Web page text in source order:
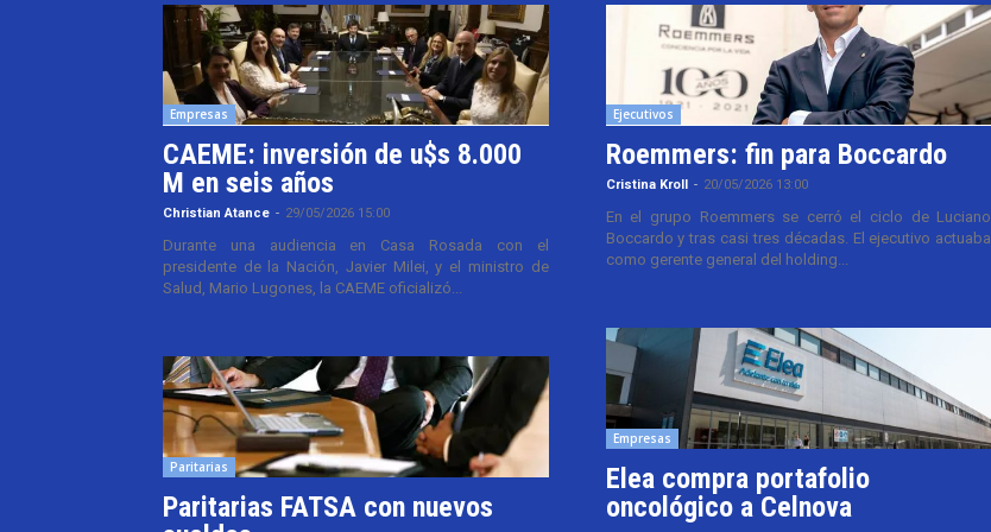
Empresas
CAEME: inversión de u$s 8.000
M en seis años
Christian Atance - 29/05/2026 15:00
Durante una audiencia en Casa Rosada con el
presidente de la Nación, Javier Milei, y el ministro de
Salud, Mario Lugones, la CAEME oficializó...
Paritarias
Paritarias FATSA con nuevos
Ejecutivos
Roemmers: fin para Boccardo
Cristina Kroll - 20/05/2026 13:00
En el grupo Roemmers se cerró el ciclo de Luciano
Boccardo y tras casi tres décadas. El ejecutivo actuaba
como gerente general del holding...
Empresas
Elea compra portafolio
oncológico a Celnova